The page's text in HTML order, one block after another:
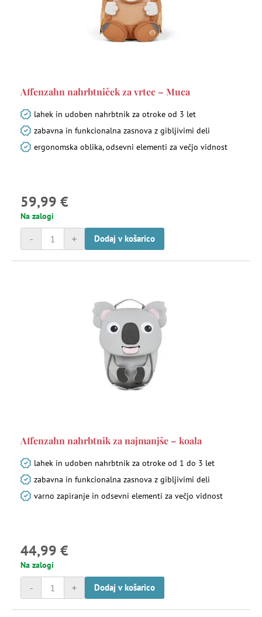
Affenzahn nahrbtniček za vrtec – Muca
lahek in udoben nahrbtnik za otroke od 3 let
zabavna in funkcionalna zasnova z gibljivimi deli
ergonomska oblika, odsevni elementi za večjo vidnost
59,99 €
Na zalogi
+
- Dodaj v košarico
Affenzahn nahrbtnik za najmanjše – koala
lahek in udoben nahrbtnik za otroke od 1 do 3 let
zabavna in funkcionalna zasnova z gibljivimi deli
varno zapiranje in odsevni elementi za večjo vidnost
44,99 €
Na zalogi
+
- Dodaj v košarico